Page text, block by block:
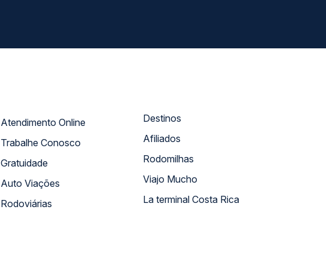
Atendimento Online
Trabalhe Conosco
Gratuidade
Auto Viações
Rodoviárias
Destinos
Afiliados
Rodomilhas
Viajo Mucho
La terminal Costa Rica